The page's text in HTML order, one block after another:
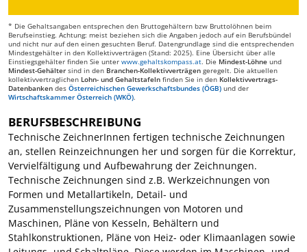
* Die Gehaltsangaben entsprechen den Bruttogehältern bzw Bruttolöhnen beim
Berufseinstieg. Achtung: meist beziehen sich die Angaben jedoch auf ein Berufsbündel
und nicht nur auf den einen gesuchten Beruf. Datengrundlage sind die entsprechenden
Mindestgehälter in den Kollektivverträgen (Stand: 2025). Eine Übersicht über alle
Einstiegsgehälter finden Sie unter www.gehaltskompass.at. Die Mindest-Löhne und
Mindest-Gehälter sind in den Branchen-Kollektivverträgen geregelt. Die aktuellen
kollektivvertraglichen Lohn- und Gehaltstafeln finden Sie in den Kollektivvertrags-
Datenbanken des Österreichischen Gewerkschaftsbundes (ÖGB) und der
Wirtschaftskammer Österreich (WKÖ).
BERUFSBESCHREIBUNG
Technische ZeichnerInnen fertigen technische Zeichnungen
an, stellen Reinzeichnungen her und sorgen für die Korrektur,
Vervielfältigung und Aufbewahrung der Zeichnungen.
Technische Zeichnungen sind z.B. Werkzeichnungen von
Formen und Metallartikeln, Detail- und
Zusammenstellungszeichnungen von Motoren und
Maschinen, Pläne von Kesseln, Behältern und
Stahlkonstruktionen, Pläne von Heiz- oder Klimaanlagen sowie